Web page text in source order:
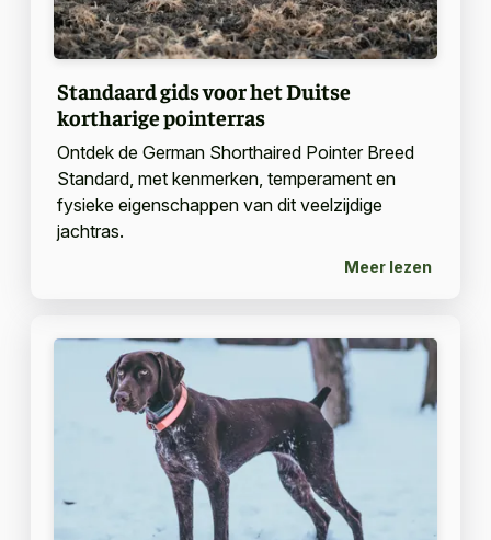
Standaard gids voor het Duitse
kortharige pointerras
Ontdek de German Shorthaired Pointer Breed
Standard, met kenmerken, temperament en
fysieke eigenschappen van dit veelzijdige
jachtras.
Meer lezen